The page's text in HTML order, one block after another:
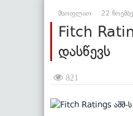
მსოფლიო 22
Fitch
დასწევს
821